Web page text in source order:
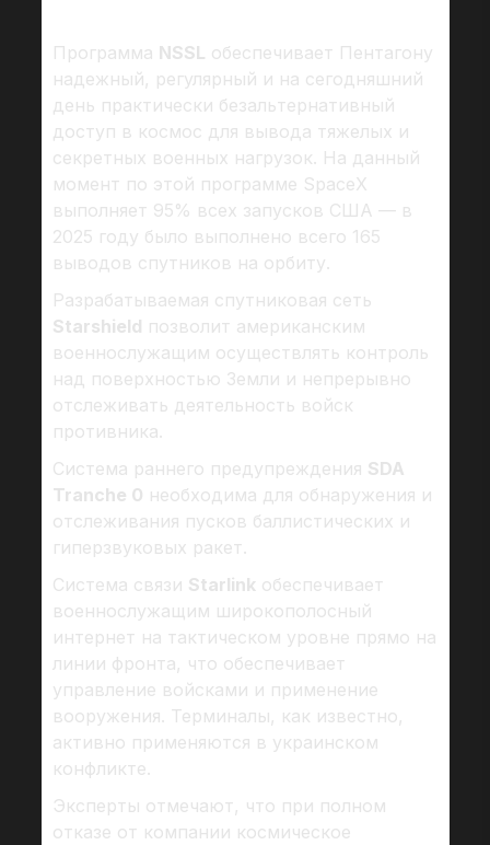
Программа NSSL обеспечивает Пентагону
надежный, регулярный и на сегодняшний
день практически безальтернативный
доступ в космос для вывода тяжелых и
секретных военных нагрузок. На данный
момент по этой программе SpaceX
выполняет 95% всех запусков США — в
2025 году было выполнено всего 165
выводов спутников на орбиту.
Разрабатываемая спутниковая сеть
Starshield позволит американским
военнослужащим осуществлять контроль
над поверхностью Земли и непрерывно
отслеживать деятельность войск
противника.
Система раннего предупреждения SDA
Tranche 0 необходима для обнаружения и
отслеживания пусков баллистических и
гиперзвуковых ракет.
Система связи Starlink обеспечивает
военнослужащим широкополосный
интернет на тактическом уровне прямо на
линии фронта, что обеспечивает
управление войсками и применение
вооружения. Терминалы, как известно,
активно применяются в украинском
конфликте.
Эксперты отмечают, что при полном
отказе от компании космическое